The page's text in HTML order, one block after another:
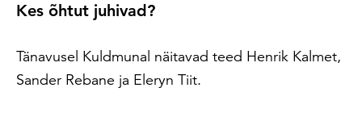
Kes õhtut juhivad?
Tänavusel Kuldmunal näitavad teed Henrik Kalmet,
Sander Rebane ja Eleryn Tiit.